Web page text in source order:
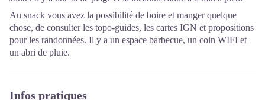
Au snack vous avez la possibilité de boire et manger quelque
chose, de consulter les topo-guides, les cartes IGN et propositions
pour les randonnées. Il y a un espace barbecue, un coin WIFI et
un abri de pluie.
Infos pratiques